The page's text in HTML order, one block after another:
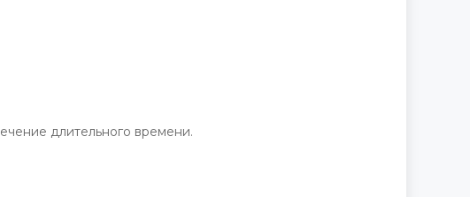
длительного времени.